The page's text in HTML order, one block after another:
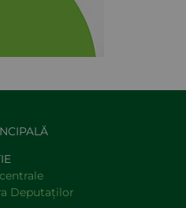
Deputaţilor